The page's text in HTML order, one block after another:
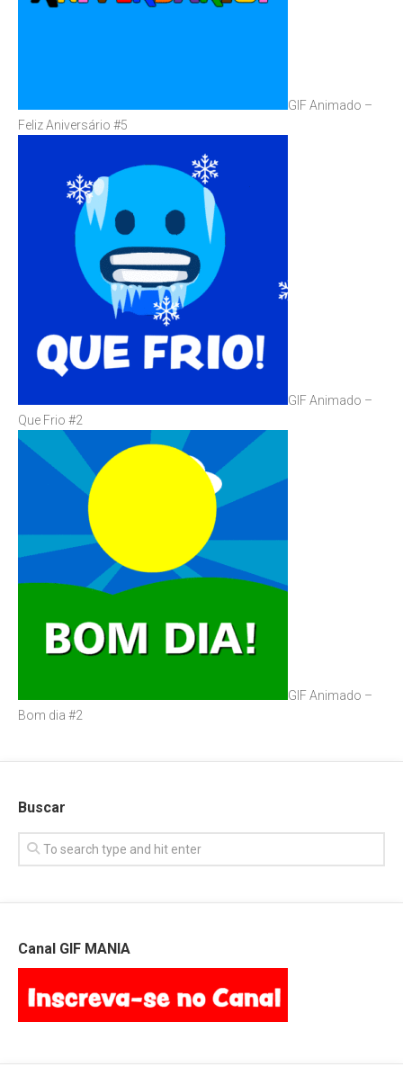
GIF Animado –
Feliz Aniversário #5
GIF Animado –
Que Frio #2
GIF Animado –
Bom dia #2
Buscar
Canal GIF MANIA